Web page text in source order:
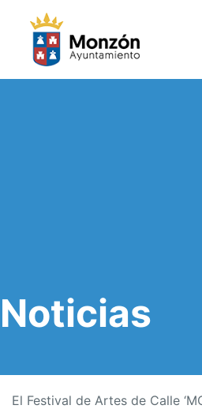
Noticias
El Festival de Artes de Calle